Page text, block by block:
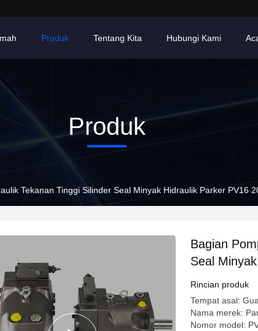
Produk Tentang Kita Hubungi Kami
Produk
Tekanan Tinggi Silinder Seal Minyak Hidraulik Parker PV16
Bagian
Seal
Rincian produk
Tempat asal:
Nama merek:
Nomor model: